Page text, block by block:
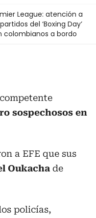
League: atención a
del ‘Boxing Day’
colombianos a bordo
sospechosos en
a EFE que sus
Oukacha de
policías,